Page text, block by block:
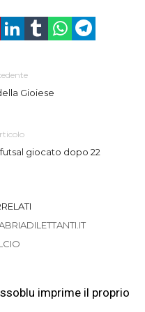
Gioiese
giocato dopo 22
imprime il proprio